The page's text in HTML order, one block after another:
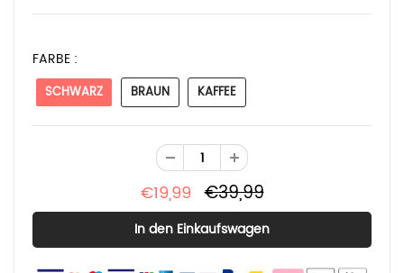
FARBE :
SCHWARZ BRAUN KAFFEE
€19,99 €39,99